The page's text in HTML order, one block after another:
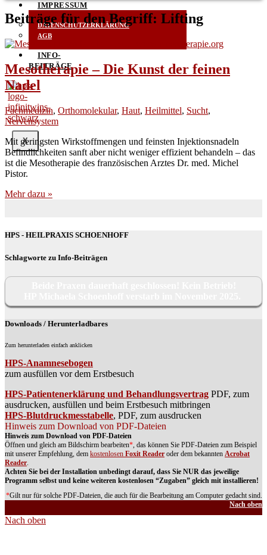
IMPRESSUM
DATENSCHUTZERKLÄRUNG
AGB
INFO-
BEITRÄGE
X
Beiträge für den Begriff: Lifting
Mesotherapie – Die Kunst der feinen
Nadel
Fachmedizin, Orthomolekular, Haut, Heilmittel, Sucht,
Nervensystem
Mit gerings­ten Wirk­stoff­men­gen und feins­ten Injek­ti­ons­na­deln
Befind­lich­kei­ten sanft aber nicht weni­ger effi­zi­ent behan­deln – das
ist die Meso­the­ra­pie des fran­zö­si­schen Arz­tes Dr. med. Michel
Pistor.
Mehr dazu »
HPS - HEILPRAXIS SCHOENHOFF
Schlagworte zu Info-Beiträgen
Downloads / Herunterladbares
Zum herunterladen einfach anklicken
HPS-Anamnesebogen
zum ausfüllen vor dem Erstbesuch
HPS-Patientenerklärung und Behandlungsvertrag PDF, zum
ausdrucken, ausfüllen und beim Erstbesuch mitbringen
HPS-Blutdruckmesstabelle, PDF, zum ausdrucken
Hinweis zum Download von PDF-Dateien
Hinweis zum Download von PDF-Dateien
Öffnen und gleich am Bildschirm bearbeiten*, das können Sie PDF-Dateien zum Beispiel
mit unserer Empfehlung, dem kostenlosen Foxit Reader oder dem bekannten Acrobat
Reader.
Achten Sie bei der Installation unbedingt darauf, dass Sie NUR das jeweilige
Programm selbst und keine weiteren kostenlosen “Zugaben” gleich mit installieren!
*Gilt nur für solche PDF-Dateien, die auch für die Bearbeitung am Computer gedacht sind.
Nach oben
Nach oben